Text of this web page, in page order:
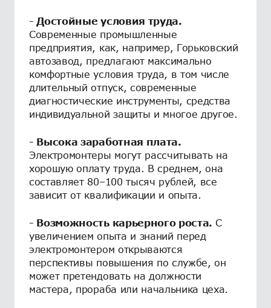
- Достойные условия труда.
Современные промышленные
предприятия, как, например, Горьковский
автозавод, предлагают максимально
комфортные условия труда, в том числе
длительный отпуск, современные
диагностические инструменты, средства
индивидуальной защиты и многое другое.
- Высока заработная плата.
Электромонтеры могут рассчитывать на
хорошую оплату труда. В среднем, она
составляет 80–100 тысяч рублей, все
зависит от квалификации и опыта.
- Возможность карьерного роста. С
увеличением опыта и знаний перед
электромонтером открываются
перспективы повышения по службе, он
может претендовать на должности
мастера, прораба или начальника цеха.